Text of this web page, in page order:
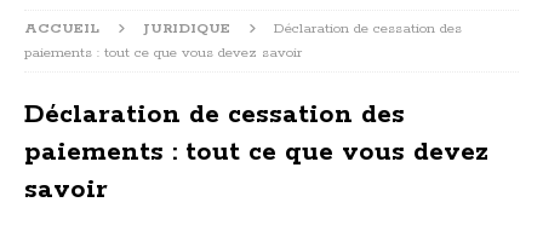
ACCUEIL JURIDIQUE
Déclaration de cessation des
paiements : tout ce que vous devez savoir
Déclaration de cessation des
paiements : tout ce que vous devez
savoir